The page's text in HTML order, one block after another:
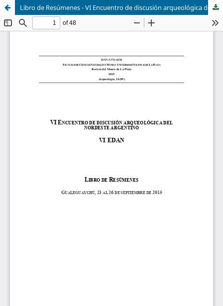
Libro de Resúmenes - VI Encuentro de discusión arqueológica del Nordeste Argentino